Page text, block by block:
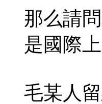
那么請
是國際
毛某人